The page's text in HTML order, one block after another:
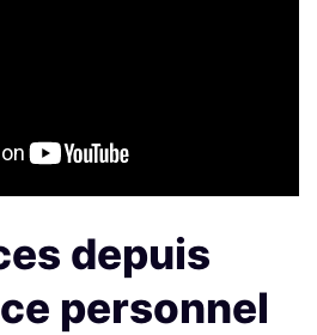
depuis
personnel